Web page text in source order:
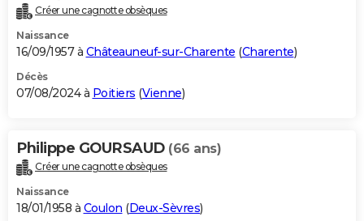
Créer une cagnotte obsèques
Naissance
16/09/1957 à Châteauneuf-sur-Charente (Charente)
Décès
07/08/2024 à Poitiers (Vienne)
Philippe GOURSAUD (66 ans)
Créer une cagnotte obsèques
Naissance
18/01/1958 à Coulon (Deux-Sèvres)